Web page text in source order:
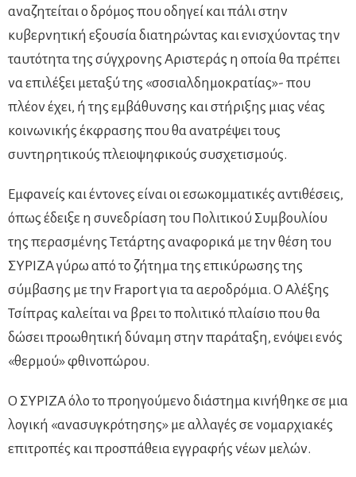
αναζητείται ο δρόμος που οδηγεί και πάλι στην
κυβερνητική εξουσία διατηρώντας και ενισχύοντας την
ταυτότητα της σύγχρονης Αριστεράς η οποία θα πρέπει
να επιλέξει μεταξύ της «σοσιαλδημοκρατίας»- που
πλέον έχει, ή της εμβάθυνσης και στήριξης μιας νέας
κοινωνικής έκφρασης που θα ανατρέψει τους
συντηρητικούς πλειοψηφικούς συσχετισμούς.
Εμφανείς και έντονες είναι οι εσωκομματικές αντιθέσεις,
όπως έδειξε η συνεδρίαση του Πολιτικού Συμβουλίου
της περασμένης Τετάρτης αναφορικά με την θέση του
ΣΥΡΙΖΑ γύρω από το ζήτημα της επικύρωσης της
σύμβασης με την Fraport για τα αεροδρόμια. Ο Αλέξης
Τσίπρας καλείται να βρει το πολιτικό πλαίσιο που θα
δώσει προωθητική δύναμη στην παράταξη, ενόψει ενός
«θερμού» φθινοπώρου.
Ο ΣΥΡΙΖΑ όλο το προηγούμενο διάστημα κινήθηκε σε μια
λογική «ανασυγκρότησης» με αλλαγές σε νομαρχιακές
επιτροπές και προσπάθεια εγγραφής νέων μελών.